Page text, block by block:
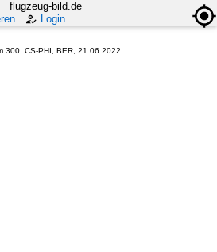
flugzeug-bild.de
Login
300, CS-PHI, BER, 21.06.2022